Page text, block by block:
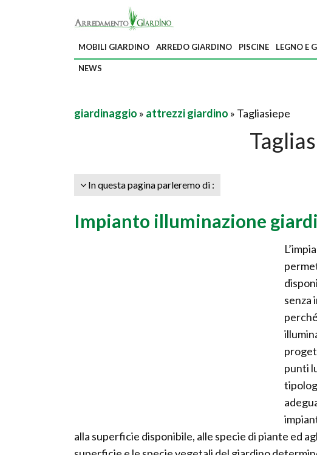
MOBILI GIARDINO ARREDO GIARDINO PISCINE LEGNO E
NEWS
giardinaggio » attrezzi giardino » Tagliasiepe
In questa pagina parleremo di :
Impianto illuminazione
senza
punti
alla superficie disponibile, alle specie di piante ed